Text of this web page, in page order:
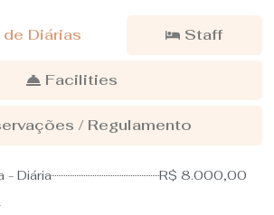
Diárias Staff
Facilities
/ Regulamento
- Diária R$ 8.000,00